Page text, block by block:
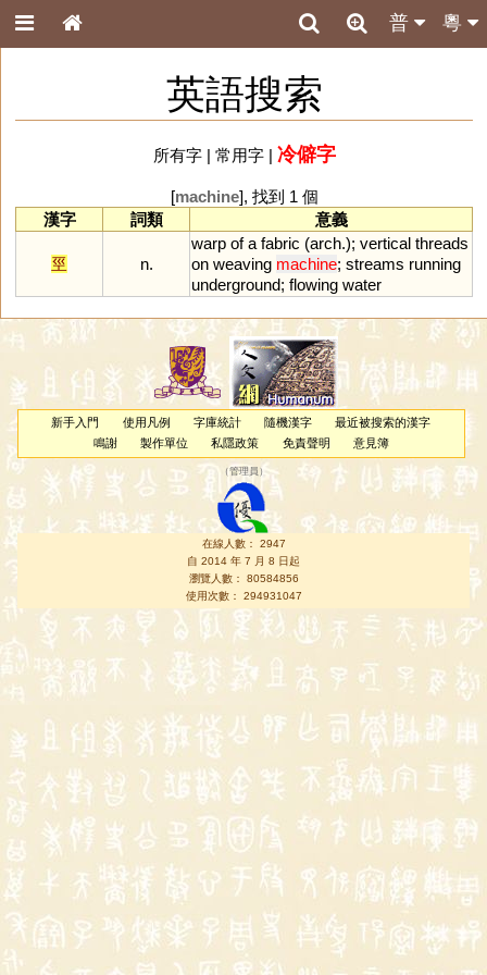
粵
普
英語搜索
所有字| 常用字| 冷僻字
[machine], 找到 1 個
漢字
詞類 意義
巠 n.
warp of a fabric (arch.); vertical threads
on weaving machine; streams running
underground; flowing water
新手入門 使用凡例 字庫統計 隨機漢字
最近被搜索的漢字
鳴謝
製作單位 私隱政策 免責聲明 意見簿
（管理員 ）
在線人數： 2947
自 2014 年 7 月 8 日起
瀏覽人數： 80584856
使用次數： 294931047